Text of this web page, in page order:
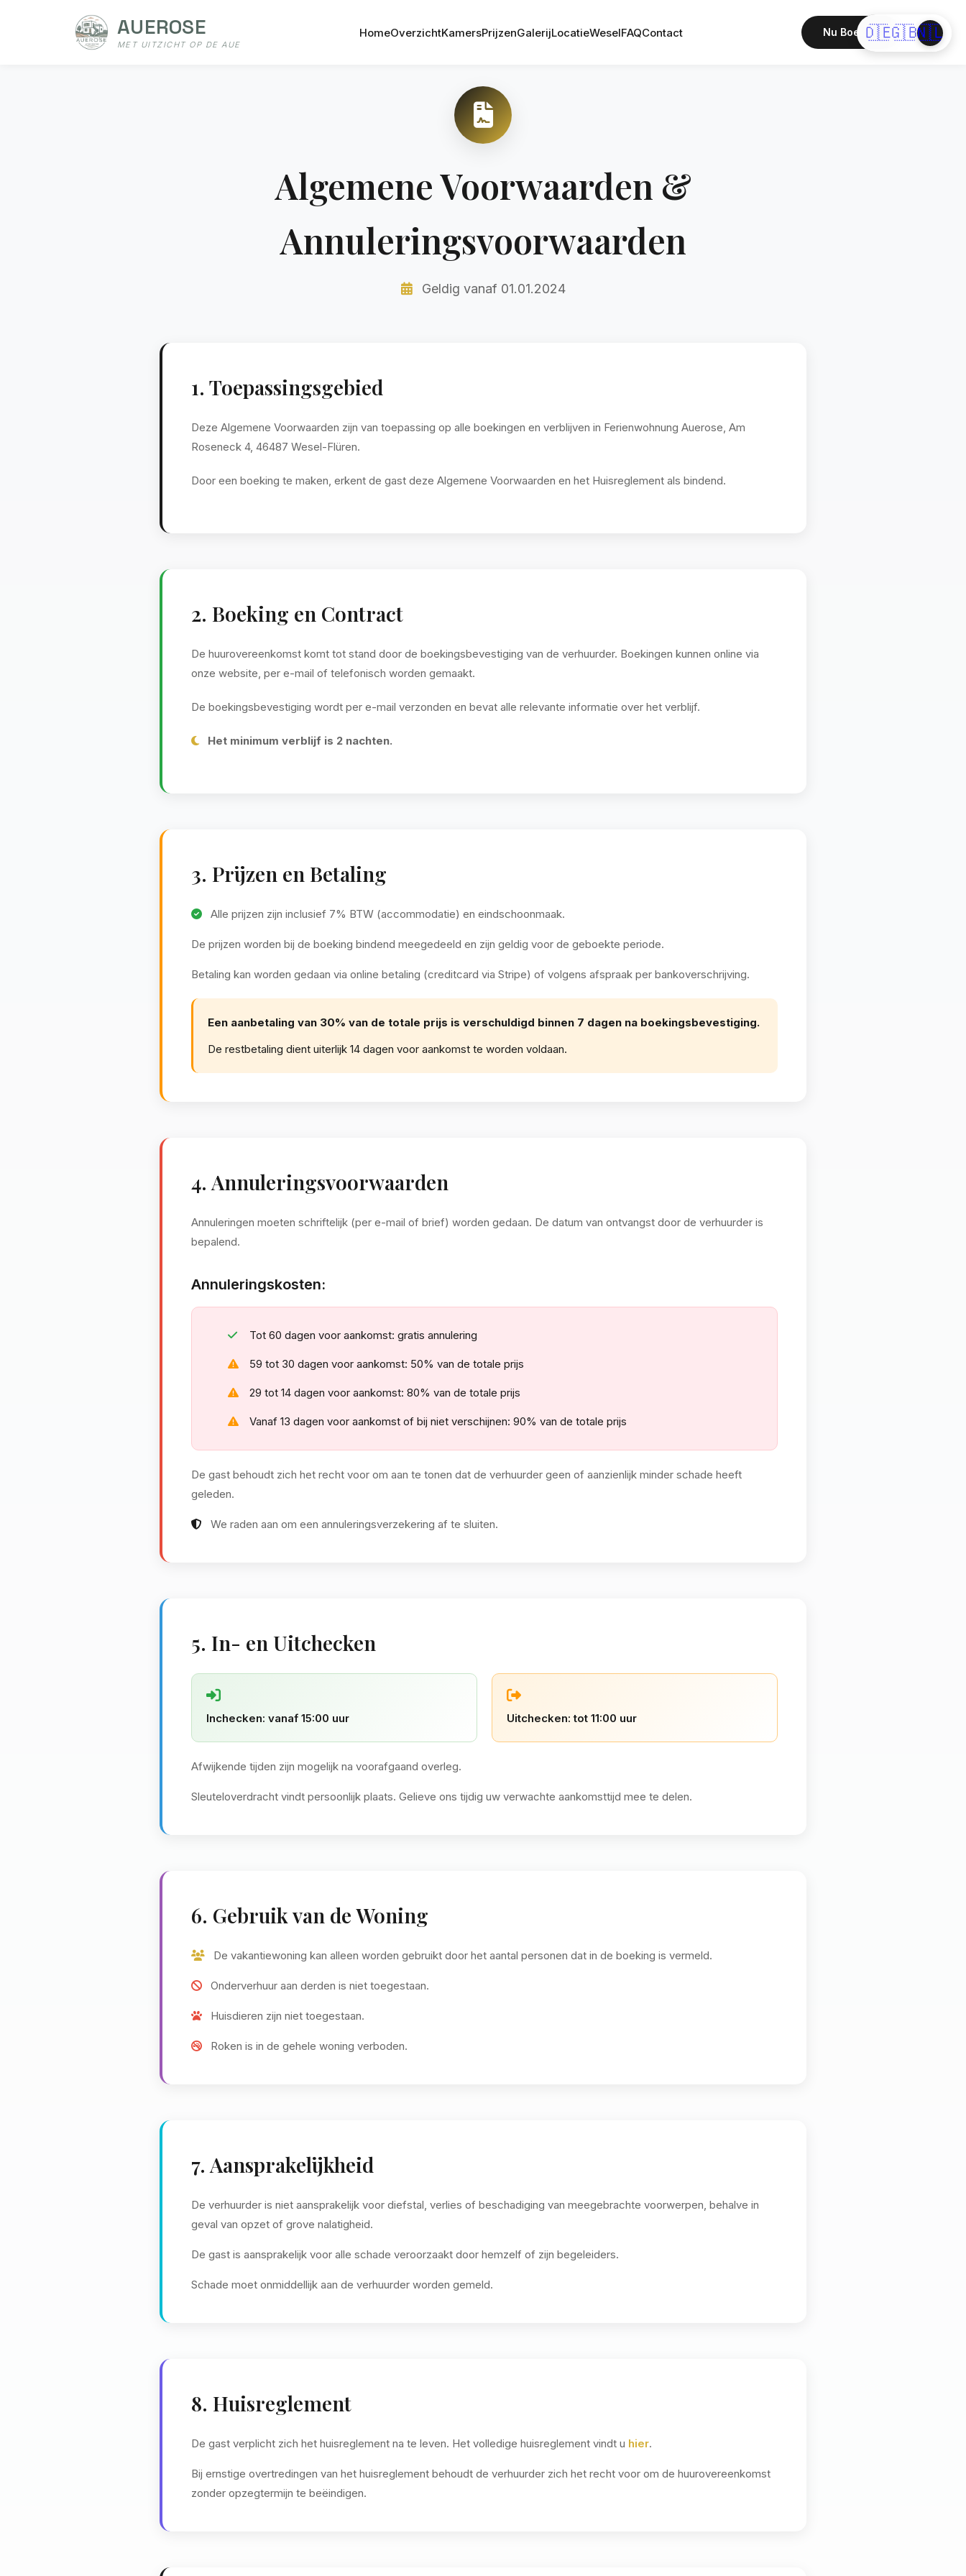
🇩🇪🇬🇧🇳🇱
AUEROSE
MET UITZICHT OP DE AUE
HomeOverzichtKamersPrijzenGalerijLocatieWeselFAQContact Nu Boeken
Algemene Voorwaarden &
Annuleringsvoorwaarden
Geldig vanaf 01.01.2024
1. Toepassingsgebied
Deze Algemene Voorwaarden zijn van toepassing op alle boekingen en verblijven in Ferienwohnung Auerose, Am
Roseneck 4, 46487 Wesel-Flüren.
Door een boeking te maken, erkent de gast deze Algemene Voorwaarden en het Huisreglement als bindend.
2. Boeking en Contract
De huurovereenkomst komt tot stand door de boekingsbevestiging van de verhuurder. Boekingen kunnen online via
onze website, per e-mail of telefonisch worden gemaakt.
De boekingsbevestiging wordt per e-mail verzonden en bevat alle relevante informatie over het verblijf.
Het minimum verblijf is 2 nachten.
3. Prijzen en Betaling
Alle prijzen zijn inclusief 7% BTW (accommodatie) en eindschoonmaak.
De prijzen worden bij de boeking bindend meegedeeld en zijn geldig voor de geboekte periode.
Betaling kan worden gedaan via online betaling (creditcard via Stripe) of volgens afspraak per bankoverschrijving.
Een aanbetaling van 30% van de totale prijs is verschuldigd binnen 7 dagen na boekingsbevestiging.
De restbetaling dient uiterlijk 14 dagen voor aankomst te worden voldaan.
4. Annuleringsvoorwaarden
Annuleringen moeten schriftelijk (per e-mail of brief) worden gedaan. De datum van ontvangst door de verhuurder is
bepalend.
Annuleringskosten:
Tot 60 dagen voor aankomst: gratis annulering
59 tot 30 dagen voor aankomst: 50% van de totale prijs
29 tot 14 dagen voor aankomst: 80% van de totale prijs
Vanaf 13 dagen voor aankomst of bij niet verschijnen: 90% van de totale prijs
De gast behoudt zich het recht voor om aan te tonen dat de verhuurder geen of aanzienlijk minder schade heeft
geleden.
We raden aan om een annuleringsverzekering af te sluiten.
5. In- en Uitchecken
Inchecken: vanaf 15:00 uur Uitchecken: tot 11:00 uur
Afwijkende tijden zijn mogelijk na voorafgaand overleg.
Sleuteloverdracht vindt persoonlijk plaats. Gelieve ons tijdig uw verwachte aankomsttijd mee te delen.
6. Gebruik van de Woning
De vakantiewoning kan alleen worden gebruikt door het aantal personen dat in de boeking is vermeld.
Onderverhuur aan derden is niet toegestaan.
Huisdieren zijn niet toegestaan.
Roken is in de gehele woning verboden.
7. Aansprakelijkheid
De verhuurder is niet aansprakelijk voor diefstal, verlies of beschadiging van meegebrachte voorwerpen, behalve in
geval van opzet of grove nalatigheid.
De gast is aansprakelijk voor alle schade veroorzaakt door hemzelf of zijn begeleiders.
Schade moet onmiddellijk aan de verhuurder worden gemeld.
8. Huisreglement
De gast verplicht zich het huisreglement na te leven. Het volledige huisreglement vindt u hier.
Bij ernstige overtredingen van het huisreglement behoudt de verhuurder zich het recht voor om de huurovereenkomst
zonder opzegtermijn te beëindigen.